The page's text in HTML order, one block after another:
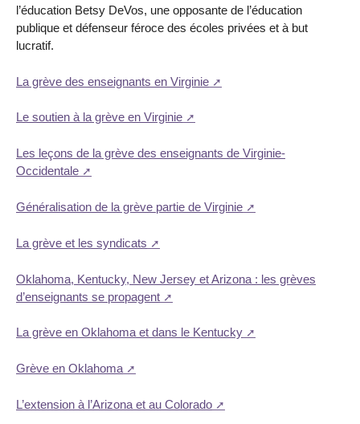
l’éducation Betsy DeVos, une opposante de l’éducation
publique et défenseur féroce des écoles privées et à but
lucratif.
La grève des enseignants en Virginie
Le soutien à la grève en Virginie
Les leçons de la grève des enseignants de Virginie-
Occidentale
Généralisation de la grève partie de Virginie
La grève et les syndicats
Oklahoma, Kentucky, New Jersey et Arizona : les grèves
d’enseignants se propagent
La grève en Oklahoma et dans le Kentucky
Grève en Oklahoma
L’extension à l’Arizona et au Colorado